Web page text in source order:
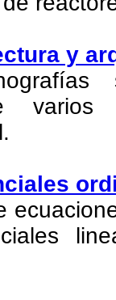
y
varios